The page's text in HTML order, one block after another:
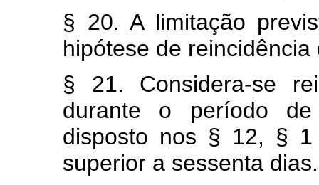
§ 20. A limitação
hipótese de
§ 21. Considera-se
durante o período
disposto nos § 12, §
superior a sessenta dias.